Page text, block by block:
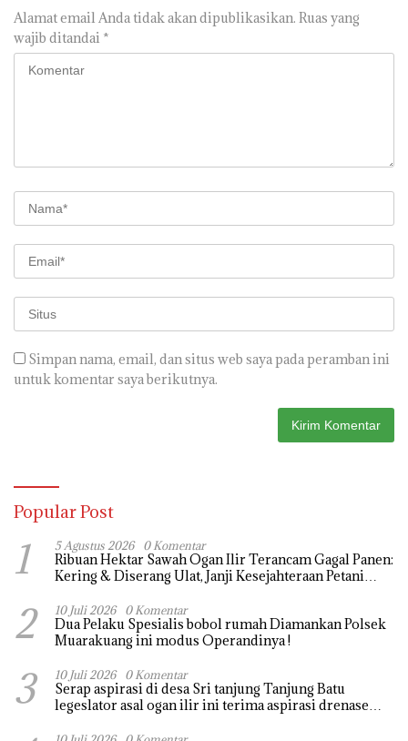
Alamat email Anda tidak akan dipublikasikan. Ruas yang
wajib ditandai *
Simpan nama, email, dan situs web saya pada peramban ini
untuk komentar saya berikutnya.
Popular Post
1 5 Agustus 2026 0 Komentar
Ribuan Hektar Sawah Ogan Ilir Terancam Gagal Panen:
Kering & Diserang Ulat, Janji Kesejahteraan Petani
2 10 Juli 2026 0 Komentar
Dua Pelaku Spesialis bobol rumah Diamankan Polsek
Muarakuang ini modus Operandinya !
3 10 Juli 2026 0 Komentar
Serap aspirasi di desa Sri tanjung Tanjung Batu
legeslator asal ogan ilir ini terima aspirasi drenase
hujan